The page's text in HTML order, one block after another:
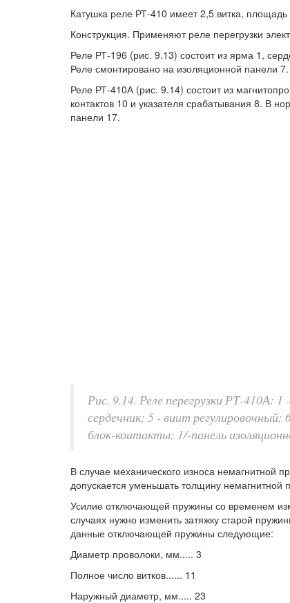
Катушка реле РТ-410 имеет 2,5 витка,
Конструкция. Применяют реле перегрузки
Реле РТ-196 (рис. 9.13) состоит из ярма 1,
Реле смонтировано на изоляционной панели 7.
Реле РТ-410А (рис. 9.14) состоит из
контактов 10 и указателя срабатывания 8. В
панели 17.
Рис. 9.14. Реле перегрузки РТ-
сердечник; 5 - виит регулировочный;
блок-коитакты; 1/-панель
В случае механического износа немагнитной
допускается уменьшать толщину немагнитной
Усилие отключающей пружины со временем
случаях нужно изменить затяжку старой
данные отключающей пружины следующие:
Диаметр проволоки, мм..... 3
Полное число витков...... 11
Наружный диаметр, мм..... 23